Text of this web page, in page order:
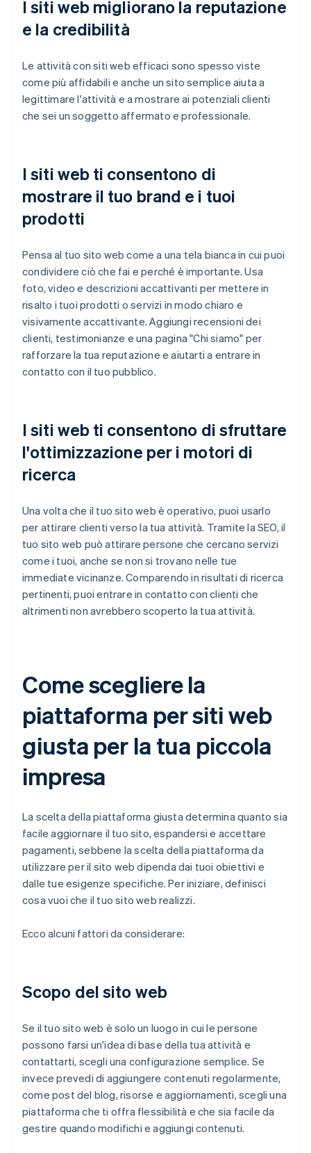
I siti web migliorano la reputazione
e la credibilità
Le attività con siti web efficaci sono spesso viste
come più affidabili e anche un sito semplice aiuta a
legittimare l'attività e a mostrare ai potenziali clienti
che sei un soggetto affermato e professionale.
I siti web ti consentono di
mostrare il tuo brand e i tuoi
prodotti
Pensa al tuo sito web come a una tela bianca in cui puoi
condividere ciò che fai e perché è importante. Usa
foto, video e descrizioni accattivanti per mettere in
risalto i tuoi prodotti o servizi in modo chiaro e
visivamente accattivante. Aggiungi recensioni dei
clienti, testimonianze e una pagina "Chi siamo" per
rafforzare la tua reputazione e aiutarti a entrare in
contatto con il tuo pubblico.
I siti web ti consentono di sfruttare
l'ottimizzazione per i motori di
ricerca
Una volta che il tuo sito web è operativo, puoi usarlo
per attirare clienti verso la tua attività. Tramite la SEO, il
tuo sito web può attirare persone che cercano servizi
come i tuoi, anche se non si trovano nelle tue
immediate vicinanze. Comparendo in risultati di ricerca
pertinenti, puoi entrare in contatto con clienti che
altrimenti non avrebbero scoperto la tua attività.
Come scegliere la
piattaforma per siti web
giusta per la tua piccola
impresa
La scelta della piattaforma giusta determina quanto sia
facile aggiornare il tuo sito, espandersi e accettare
pagamenti, sebbene la scelta della piattaforma da
utilizzare per il sito web dipenda dai tuoi obiettivi e
dalle tue esigenze specifiche. Per iniziare, definisci
cosa vuoi che il tuo sito web realizzi.
Ecco alcuni fattori da considerare:
Scopo del sito web
Se il tuo sito web è solo un luogo in cui le persone
possono farsi un'idea di base della tua attività e
contattarti, scegli una configurazione semplice. Se
invece prevedi di aggiungere contenuti regolarmente,
come post del blog, risorse e aggiornamenti, scegli una
piattaforma che ti offra flessibilità e che sia facile da
gestire quando modifichi e aggiungi contenuti.